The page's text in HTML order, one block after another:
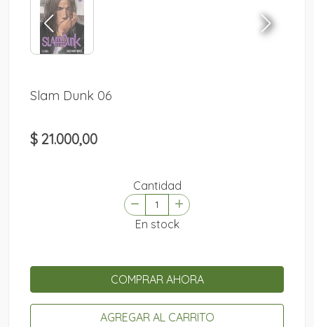
Slam Dunk 06
$ 21.000,00
Cantidad
En stock
COMPRAR AHORA
AGREGAR AL CARRITO